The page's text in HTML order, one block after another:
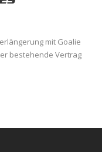
mit Goalie
bestehende Vertrag